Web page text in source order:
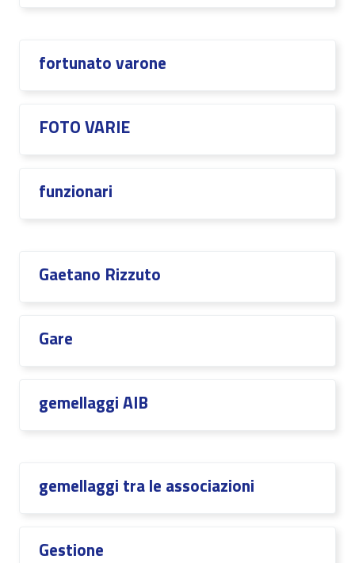
fortunato varone
FOTO VARIE
funzionari
Gaetano Rizzuto
Gare
gemellaggi AIB
gemellaggi tra le associazioni
Gestione